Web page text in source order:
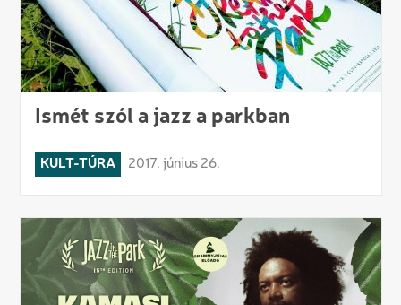
Ismét szól a jazz a parkban
KULT-TÚRA 2017. június 26.